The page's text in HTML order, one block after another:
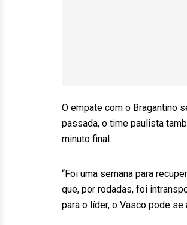
O empate com o Bragantino
passada, o time paulista
minuto final.
“Foi uma semana para
que, por rodadas, foi
para o líder, o Vasco pode se